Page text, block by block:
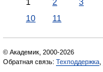
10
11
© Академик, 2000-2026
Обратная связь: Техподдержка